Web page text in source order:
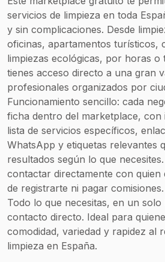
tapicerías y
mantenimiento
de suelos
Abrillantado de
suelos
profesionales
Reformas del
hogar, pintura y
pladur
Servicios de
fontanería,
electricidad y
certificados
energéticos
Asistencia
domiciliaria,
acompañamiento
mayores,
servicios de limpieza en toda
y sin complicaciones. Desde
oficinas, apartamentos turísticos,
limpiezas ecológicas, por horas
tienes acceso directo a una gran
profesionales organizados por
Funcionamiento sencillo: cada
ficha dentro del marketplace,
lista de servicios específicos,
WhatsApp y etiquetas relevantes
resultados según lo que
contactar directamente con quien
de registrarte ni pagar comisiones.
Todo lo que necesitas, en un
contacto directo. Ideal para
comodidad, variedad y rapidez al
limpieza en España.